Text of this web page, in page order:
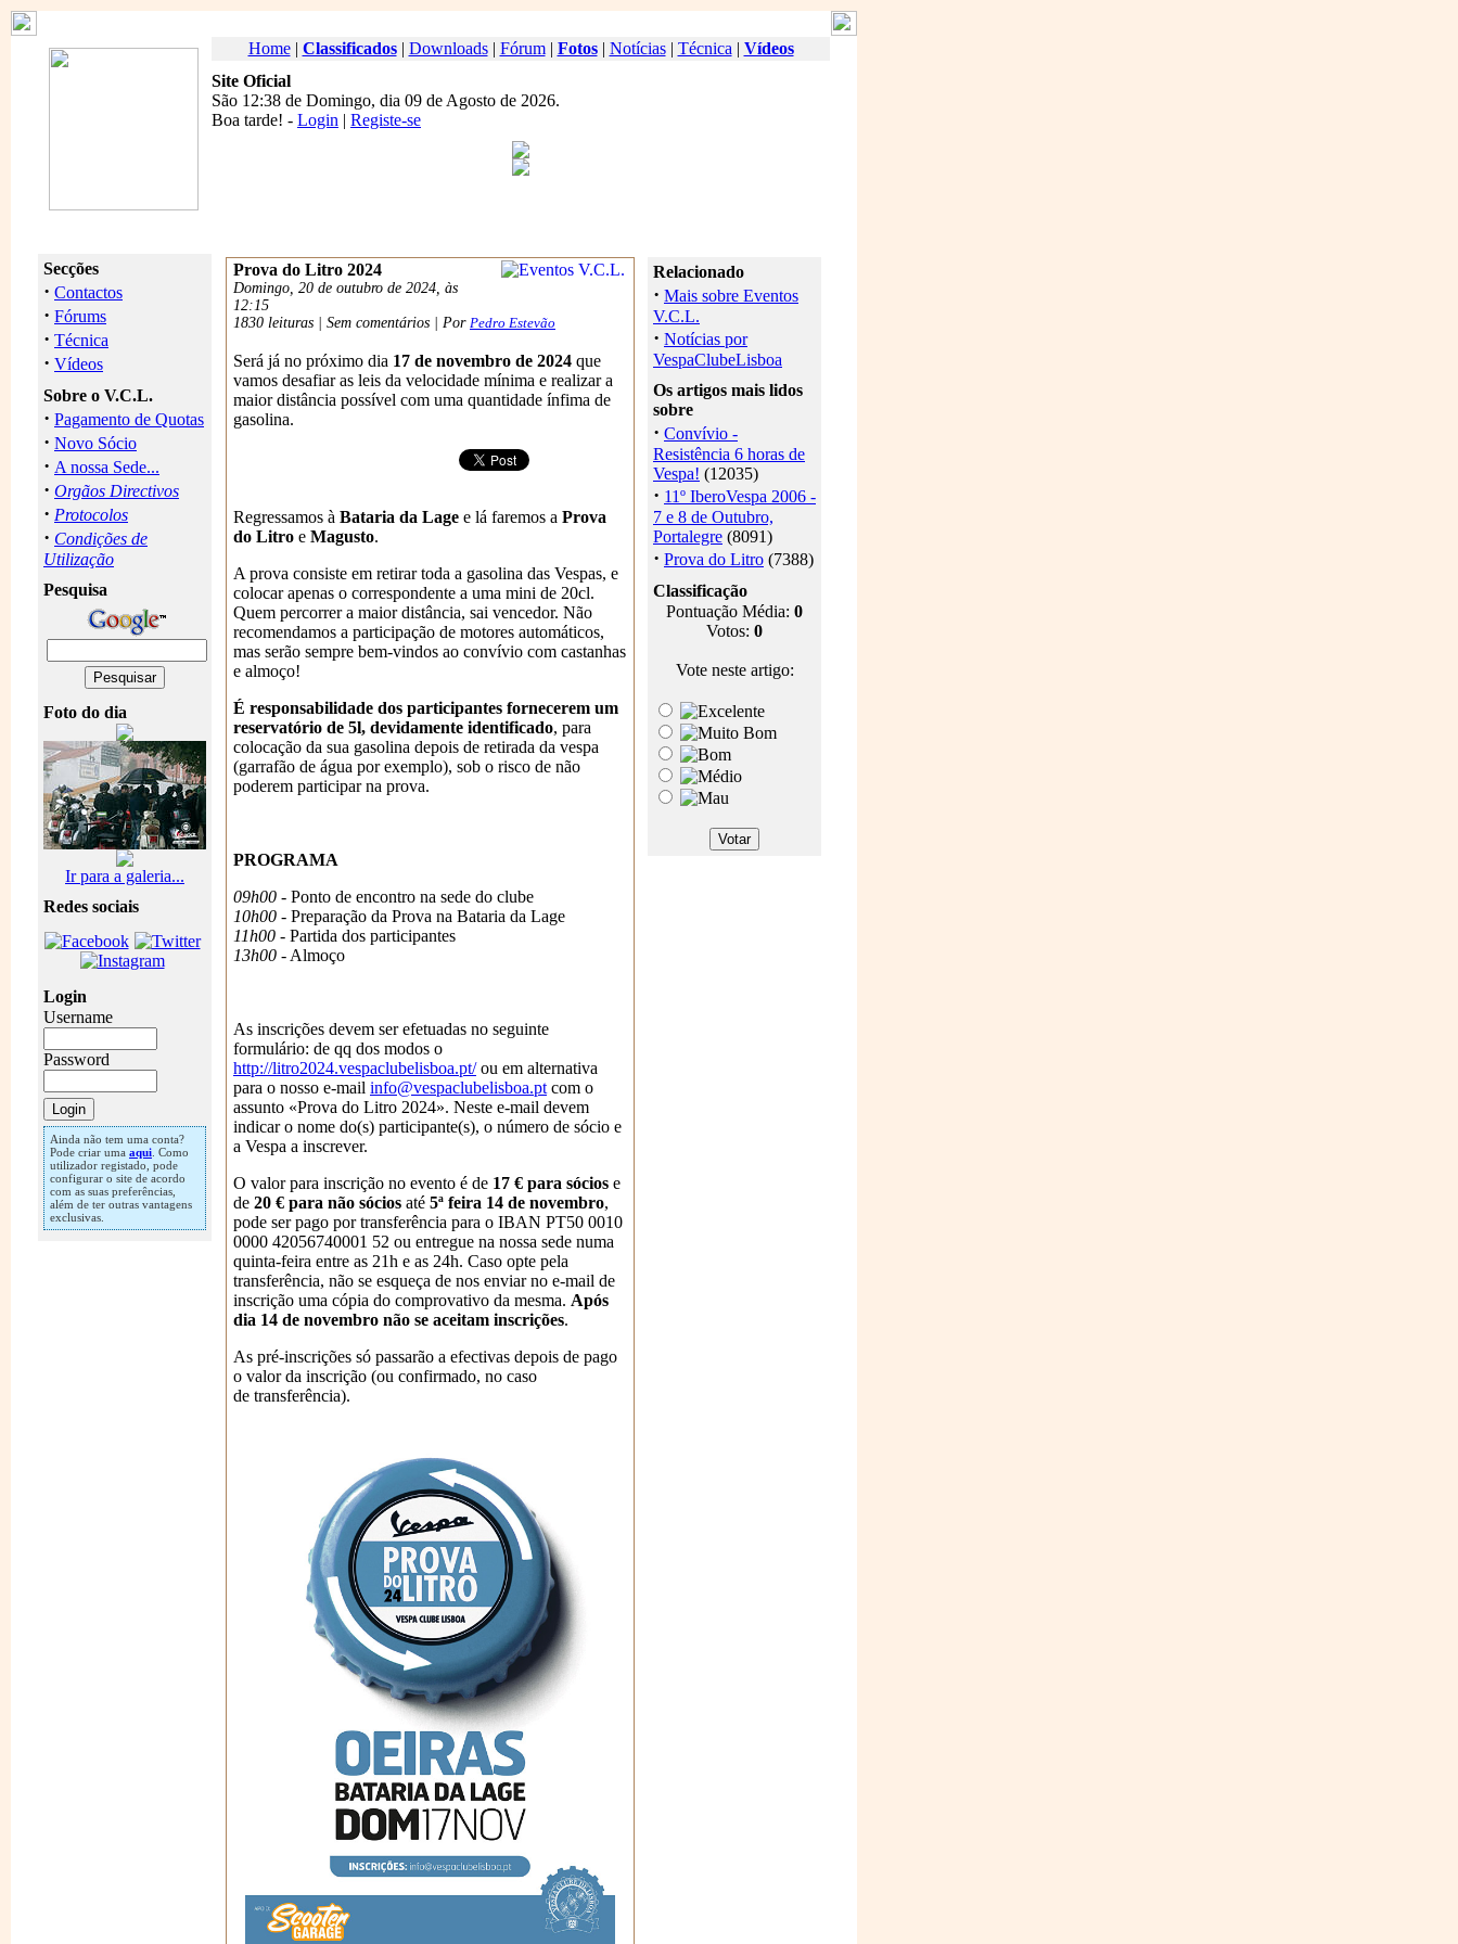
Home| Classificados| Downloads| Fórum| Fotos| Notícias| Técnica | Vídeos
Site Oficial
São 12:38 de Domingo, dia 09 de Agosto de 2026.
Boa tarde! - Login | Registe-se
Secções
· Contactos
· Fórums
· Técnica
· Vídeos
Sobre o V.C.L.
· Pagamento de Quotas
· Novo Sócio
· A nossa Sede...
· Orgãos Directivos
· Protocolos
· Condições de
Utilização
Pesquisa
Foto do dia
Ir para a galeria...
Redes sociais
Login
Username
Password
Ainda não tem uma conta?
Pode criar uma aqui . Como
utilizador registado, pode
configurar o site de acordo
com as suas preferências,
além de ter outras vantagens
exclusivas.
Prova do Litro 2024
Domingo, 20 de outubro de 2024, às
12:15
1830 leituras | Sem comentários | Por Pedro Estevão
Será já no próximo dia 17 de novembro de 2024 que
vamos desafiar as leis da velocidade mínima e realizar a
maior distância possível com uma quantidade ínfima de
gasolina.
Regressamos à Bataria da Lage e lá faremos a Prova
do Litro e Magusto.
A prova consiste em retirar toda a gasolina das Vespas, e
colocar apenas o correspondente a uma mini de 20cl.
Quem percorrer a maior distância, sai vencedor. Não
recomendamos a participação de motores automáticos,
mas serão sempre bem-vindos ao convívio com castanhas
e almoço!
É responsabilidade dos participantes fornecerem um
reservatório de 5l, devidamente identificado, para
colocação da sua gasolina depois de retirada da vespa
(garrafão de água por exemplo), sob o risco de não
poderem participar na prova.
PROGRAMA
09h00 - Ponto de encontro na sede do clube
10h00 - Preparação da Prova na Bataria da Lage
11h00 - Partida dos participantes
13h00 - Almoço
As inscrições devem ser efetuadas no seguinte
formulário: de qq dos modos o
http://litro2024.vespaclubelisboa.pt/ou em alternativa
para o nosso e-mail info@vespaclubelisboa.pt com o
assunto «Prova do Litro 2024». Neste e-mail devem
indicar o nome do(s) participante(s), o número de sócio e
a Vespa a inscrever.
O valor para inscrição no evento é de 17 € para sócios e
de 20 € para não sócios até 5ª feira 14 de novembro,
pode ser pago por transferência para o IBAN PT50 0010
0000 42056740001 52 ou entregue na nossa sede numa
quinta-feira entre as 21h e as 24h. Caso opte pela
transferência, não se esqueça de nos enviar no e-mail de
inscrição uma cópia do comprovativo da mesma. Após
dia 14 de novembro não se aceitam inscrições.
As pré-inscrições só passarão a efectivas depois de pago
o valor da inscrição (ou confirmado, no caso
de transferência).
Relacionado
· Mais sobre Eventos
V.C.L.
· Notícias por
VespaClubeLisboa
Os artigos mais lidos
sobre
· Convívio -
Resistência 6 horas de
Vespa! (12035)
· 11º IberoVespa 2006 -
7 e 8 de Outubro,
Portalegre (8091)
· Prova do Litro (7388)
Classificação
Pontuação Média: 0
Votos: 0
Vote neste artigo: